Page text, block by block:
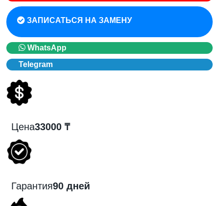
ЗАПИСАТЬСЯ НА ЗАМЕНУ
WhatsApp
Telegram
Цена33000 ₸
Гарантия90 дней